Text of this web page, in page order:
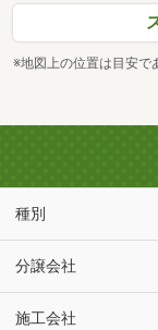
※地図上の位置は目安で
種別
分譲会社
施工会社